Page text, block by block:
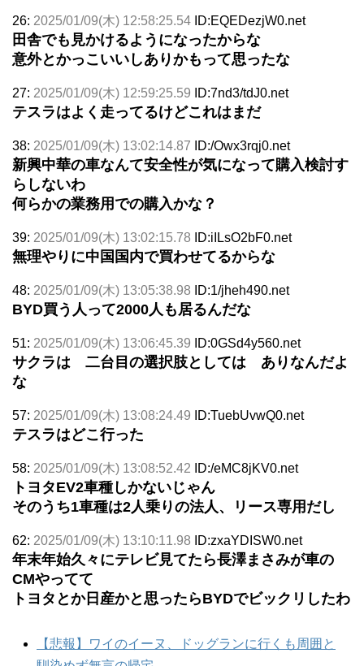
26: 2025/01/09(木) 12:58:25.54 ID:EQEDezjW0.net
田舎でも見かけるようになったからな
意外とかっこいいしありかもって思ったな
27: 2025/01/09(木) 12:59:25.59 ID:7nd3/tdJ0.net
テスラはよく走ってるけどこれはまだ
38: 2025/01/09(木) 13:02:14.87 ID:/Owx3rqj0.net
新興中華の車なんて安全性が気になって購入検討す
らしないわ
何らかの業務用での購入かな？
39: 2025/01/09(木) 13:02:15.78 ID:iILsO2bF0.net
無理やりに中国国内で買わせてるからな
48: 2025/01/09(木) 13:05:38.98 ID:1/jheh490.net
BYD買う人って2000人も居るんだな
51: 2025/01/09(木) 13:06:45.39 ID:0GSd4y560.net
サクラは 二台目の選択肢としては ありなんだよ
な
57: 2025/01/09(木) 13:08:24.49 ID:TuebUvwQ0.net
テスラはどこ行った
58: 2025/01/09(木) 13:08:52.42 ID:/eMC8jKV0.net
トヨタEV2車種しかないじゃん
そのうち1車種は2人乗りの法人、リース専用だし
62: 2025/01/09(木) 13:10:11.98 ID:zxaYDISW0.net
年末年始久々にテレビ見てたら長澤まさみが車の
CMやってて
トヨタとか日産かと思ったらBYDでビックリしたわ
【悲報】ワイのイーヌ、ドッグランに行くも周囲と